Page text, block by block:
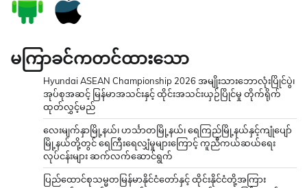
မကြာခင်ကတင်ထားသော
Hyundai ASEAN Championship 2026 အမျိုးသားဘောလုံးပြိုင်ပွဲ၊
အုပ်စုအဆင့် မြန်မာအသင်းနှင့် ထိုင်းအသင်းယှဉ်ပြိုင်မှု တိုက်ရိုက်
ထုတ်လွှင့်မည်
လေးမျက်နှာမြို့နယ်၊ ဟင်္သာတမြို့နယ်၊ ရေကြည်မြို့နယ်နှင့်ကျုံပျော်
မြို့နယ်တို့တွင် ရေကြီးရေလျှံမှုများကြောင့် ကူညီကယ်ဆယ်ရေး
လုပ်ငန်းများ ဆက်လက်ဆောင်ရွက်
ပြည်ထောင်စုသမ္မတမြန်မာနိုင်ငံတော်နှင့် ထိုင်းနိုင်ငံတို့အကြား